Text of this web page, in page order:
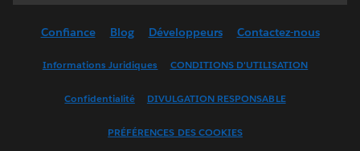
English (UK)
Français (Canada)
Confiance Blog Développeurs Contactez-nous
Informations Juridiques CONDITIONS D'UTILISATION
Confidentialité DIVULGATION RESPONSABLE
PRÉFÉRENCES DES COOKIES